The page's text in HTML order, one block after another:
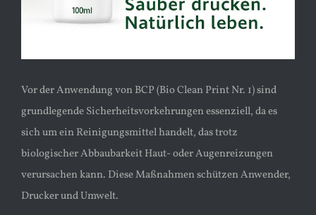
Vor der Anwendung von BCP (Bio Clean Print Nr. 1) sind
grundlegende Sicherheitsvorkehrungen essenziell, da es
sich um ein Reinigungsmittel handelt, das trotz
biologischer Abbaubarkeit Haut- oder Augenreizungen
verursachen kann. Diese Maßnahmen schützen Anwender,
Drucker und Umwelt.